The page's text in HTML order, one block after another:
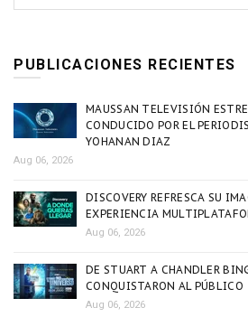
PUBLICACIONES RECIENTES
MAUSSAN TELEVISIÓN
CONDUCIDO POR EL
YOHANAN DIAZ
Aug 06, 2026
DISCOVERY REFRESCA SU
EXPERIENCIA
Aug 06, 2026
DE STUART A CHANDLER
CONQUISTARON AL PÚBLICO
Aug 06, 2026